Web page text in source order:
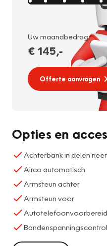
Uw maandbedrag:
€ 145,-
Offerte aanvragen
Opties en
Achterbank in delen
Airco automatisch
Armsteun achter
Armsteun voor